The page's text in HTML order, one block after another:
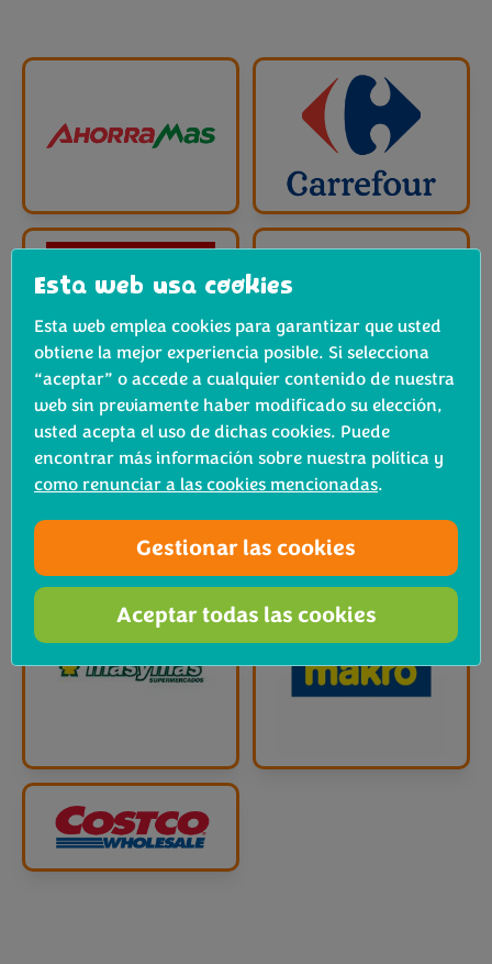
Esta web usa cookies
Esta web emplea cookies para garantizar que usted
obtiene la mejor experiencia posible. Si selecciona
“aceptar” o accede a cualquier contenido de nuestra
web sin previamente haber modificado su elección,
usted acepta el uso de dichas cookies. Puede
encontrar más información sobre nuestra política y
como renunciar a las cookies mencionadas.
Gestionar las cookies
Aceptar todas las cookies